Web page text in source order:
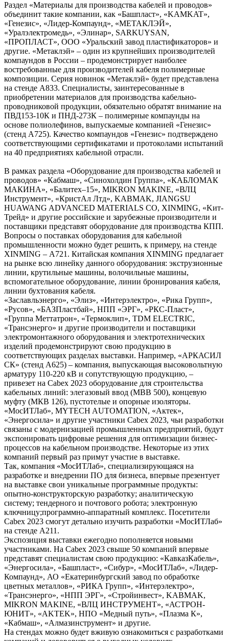
Раздел «Материалы для производства кабелей и проводов»
объединит такие компании, как «Башпласт», «KAMKAT»,
«Генезис», «Лидер-Компаунд», «МЕТАКЛЭЙ»,
«Уралэлектромедь», «Элинар», SARKUYSAN,
«ПРОПЛАСТ», ООО «Уральский завод пластификаторов» и
другие. «Метаклэй» – один из крупнейших производителей
компаундов в России – продемонстрирует наиболее
востребованные для производителей кабеля полимерные
композиции. Серия новинок «Метаклэй» будет представлена
на стенде А833. Специалисты, заинтересованные в
приобретении материалов для производства кабельно-
проводниковой продукции, обязательно обратят внимание на
ПВД153-10К и ПНД-273К – полимерные компаунды на
основе полиолефинов, выпускаемые компанией «Генезис»
(стенд А725). Качество компаундов «Генезис» подтверждено
соответствующими сертификатами и протоколами испытаний
на 40 предприятиях кабельной отрасли.
В рамках раздела «Оборудование для производства кабелей и
проводов» «Кабмаш», «Синохолдин Группа», «КАБЛОМАК
МАКИНА», «Балитех–15», MIKRON MAKINE, «ВЛЦ
Инструмент», «КристАл Лтд», KABMAK, JIANGSU
HUAWANG ADVANCED MATERIALS CO, XINMING, «Kит-
Трейд» и другие российские и зарубежные производители и
поставщики представят оборудование для производства КПП.
Вопросы о поставках оборудования для кабельной
промышленности можно будет решить, к примеру, на стенде
XINMING – А721. Китайская компания XINMING предлагает
на рынке всю линейку данного оборудования: экструзионные
линии, крутильные машины, волочильные машины,
вспомогательное оборудование, линии бронирования кабеля,
линии бухтования кабеля.
«Заславльэнерго», «Элиз», «Интерэлектро», «Рика Групп»,
«Русов», «БАЗПластбай», НПП «ЭРГ», «РКС-Пласт»,
«Группа Меттатрон», «Термоклип», TDM ELECTRIC,
«Трансэнерго» и другие производители и поставщики
электромонтажного оборудования и электротехнических
изделий продемонстрируют свою продукцию в
соответствующих разделах выставки. Например, «АРКАСИЛ
СК» (стенд А625) – компания, выпускающая высоковольтную
арматуру 110-220 кВ и сопутствующую продукцию, –
привезет на Cabex 2023 оборудование для строительства
кабельных линий: элегазовый ввод (МВВ 500), концевую
муфту (МКВ 126), пустотелые и опорные изоляторы.
«МосИТЛаб», MYTECH AUTOMATION, «Актек»,
«Энергосила» и другие участники Cabex 2023, чьи разработки
связаны с модернизацией промышленных предприятий, будут
экспонировать цифровые решения для оптимизации бизнес-
процессов на кабельном производстве. Некоторые из этих
компаний первый раз примут участие в выставке.
Так, компания «МосИТЛаб», специализирующаяся на
разработке и внедрении ПО для бизнеса, впервые презентует
на выставке свои уникальные программные продукты:
опытно-конструкторскую разработку; аналитическую
систему; тендерного и почтового робота; электронную
ключницу;программно-аппаратный комплекс. Посетители
Cabex 2023 смогут детально изучить разработки «МосИТЛаб»
на стенде А211.
Экспозиция выставки ежегодно пополняется новыми
участниками. На Cabex 2023 свыше 50 компаний впервые
представят специалистам свою продукцию: «КавказКабель»,
«Энергосила», «Башпласт», «Сибур», «МосИТЛаб», «Лидер-
Компаунд», АО «Екатеринбургский завод по обработке
цветных металлов», «РИКА Групп», «Интерэлектро»,
«Трансэнерго», «НПП ЭРГ», «Стройинвест», KABMAK,
MIKRON MAKINE, «ВЛЦ ИНСТРУМЕНТ», «АСТРОН-
ЮНИТ», «AKTEK», НПО «Медный путь», «Плазма К»,
«Кабмаш», «Алмазинструмент» и другие.
На стендах можно будет вживую ознакомиться с разработками